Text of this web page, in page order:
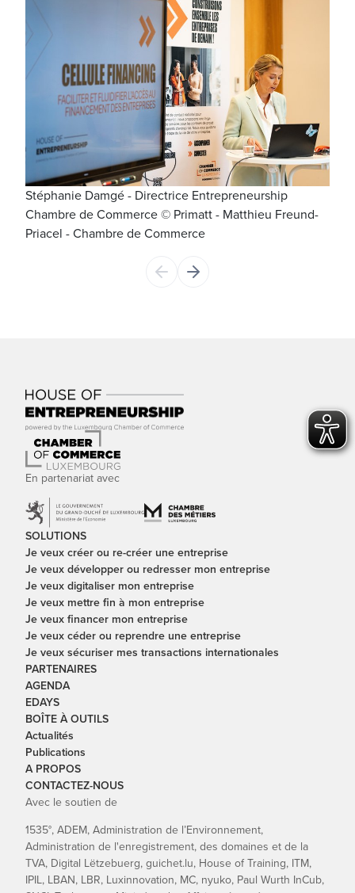
Stéphanie Damgé - Directrice Entrepreneurship
Chambre de Commerce © Primatt - Matthieu Freund-
Priacel - Chambre de Commerce
En partenariat avec
SOLUTIONS
Je veux créer ou re-créer une entreprise
Je veux développer ou redresser mon entreprise
Je veux digitaliser mon entreprise
Je veux mettre fin à mon entreprise
Je veux financer mon entreprise
Je veux céder ou reprendre une entreprise
Je veux sécuriser mes transactions internationales
PARTENAIRES
AGENDA
EDAYS
BOÎTE À OUTILS
Actualités
Publications
A PROPOS
CONTACTEZ-NOUS
Avec le soutien de
1535°, ADEM, Administration de l’Environnement,
Administration de l'enregistrement, des domaines et de la
TVA, Digital Lëtzebuerg, guichet.lu, House of Training, ITM,
IPIL, LBAN, LBR, Luxinnovation, MC, nyuko, Paul Wurth InCub,